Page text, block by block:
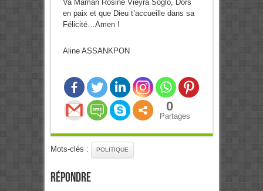
Va Maman Rosine Vieyra Soglo, Dors
en paix et que Dieu t’accueille dans sa
Félicité…Amen !
Aline ASSANKPON
0
Partages
Mots-clés : POLITIQUE
Répondre